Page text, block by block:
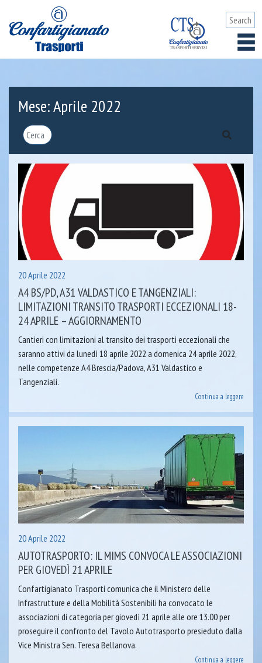
Mese:Aprile 2022
20 Aprile 2022
A4 BS/PD, A31 VALDASTICO E TANGENZIALI:
LIMITAZIONI TRANSITO TRASPORTI ECCEZIONALI 18-
24 APRILE – AGGIORNAMENTO
Cantieri con limitazioni al transito dei trasporti eccezionali che
saranno attivi da lunedì 18 aprile 2022 a domenica 24 aprile 2022,
nelle competenze A4 Brescia/Padova, A31 Valdastico e
Tangenziali.
Continua a leggere
20 Aprile 2022
AUTOTRASPORTO: IL MIMS CONVOCA LE ASSOCIAZIONI
PER GIOVEDÌ 21 APRILE
Confartigianato Trasporti comunica che il Ministero delle
Infrastrutture e della Mobilità Sostenibili ha convocato le
associazioni di categoria per giovedì 21 aprile alle ore 13.00 per
proseguire il confronto del Tavolo Autotrasporto presieduto dalla
Vice Ministra Sen. Teresa Bellanova.
Continua a leggere